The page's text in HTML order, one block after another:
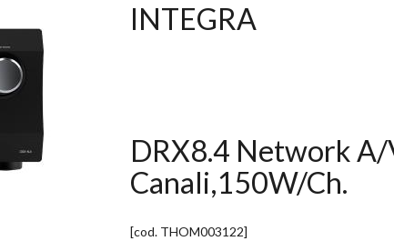
INTEGRA
DRX8.4 Network
Canali,150W/Ch.
[cod. THOM003122]